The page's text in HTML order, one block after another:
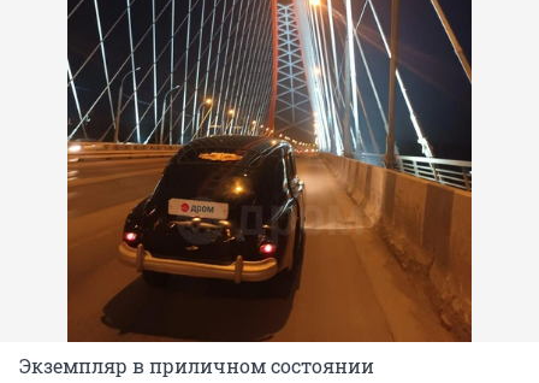
Экземпляр в приличном состоянии